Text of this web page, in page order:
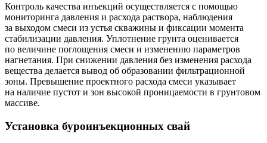
Контроль качества инъекций осуществляется с помощью
мониторинга давления и расхода раствора, наблюдения
за выходом смеси из устья скважины и фиксации момента
стабилизации давления. Уплотнение грунта оценивается
по величине поглощения смеси и изменению параметров
нагнетания. При снижении давления без изменения расхода
вещества делается вывод об образовании фильтрационной
зоны. Превышение проектного расхода смеси указывает
на наличие пустот и зон высокой проницаемости в грунтовом
массиве.
Установка буроинъекционных свай